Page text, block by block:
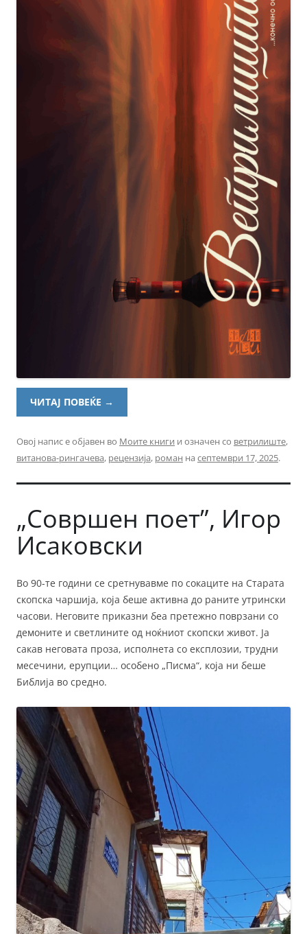
ЧИТАЈ ПОВЕЌЕ →
Овој напис е објавен во Моите книги и означен со ветрилиште,
витанова-рингачева, рецензија, роман на септември 17, 2025.
„Совршен поет”, Игор
Исаковски
Во 90-те години се сретнувавме по сокаците на Старата
скопска чаршија, која беше активна до раните утрински
часови. Неговите приказни беа претежно поврзани со
демоните и светлините од ноќниот скопски живот. Ја
сакав неговата проза, исполнета со експлозии, трудни
месечини, ерупции… особено „Писма“, која ни беше
Библија во средно.